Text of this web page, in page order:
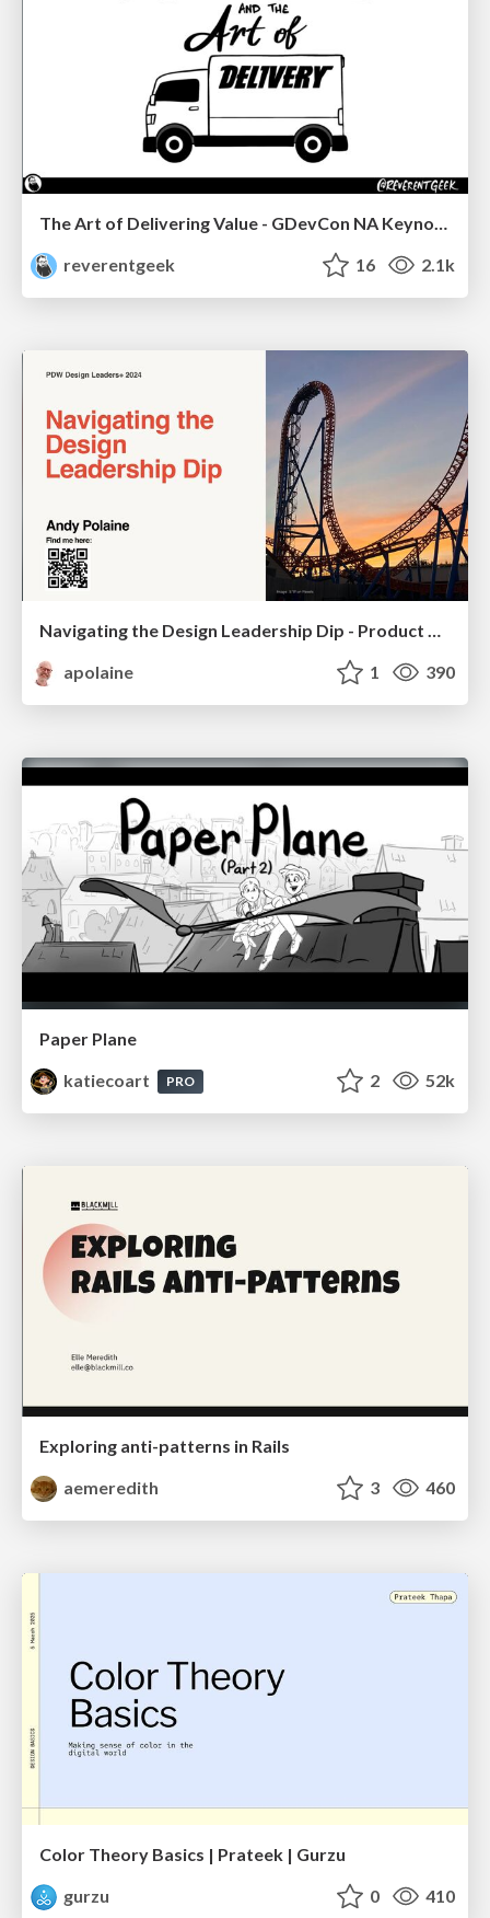
The Art of Delivering Value - GDevCon NA Keynote
reverentgeek
16 2.1k
Navigating the Design Leadership Dip - Product Design Week Design Leaders+ Conference 2024
apolaine
1 390
Paper Plane
katiecoart
PRO 2 52k
Exploring anti-patterns in Rails
aemeredith
3 460
Color Theory Basics | Prateek | Gurzu
gurzu
0 410